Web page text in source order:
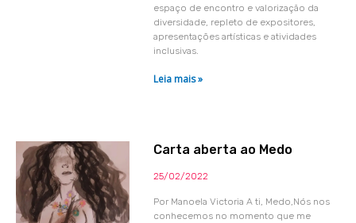
espaço de encontro e valorização da
diversidade, repleto de expositores,
apresentações artísticas e atividades
inclusivas.
Leia mais »
Carta aberta ao Medo
25/02/2022
Por Manoela Victoria A ti, Medo,Nós nos
conhecemos no momento que me